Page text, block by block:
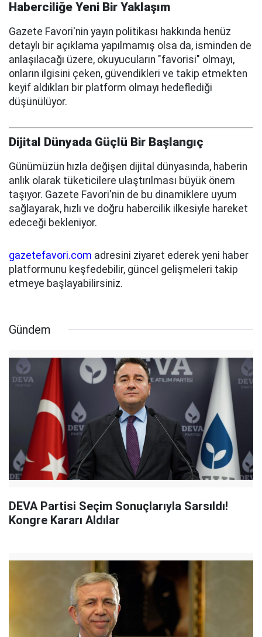
Haberciliğe Yeni Bir Yaklaşım
Gazete Favori'nin yayın politikası hakkında henüz
detaylı bir açıklama yapılmamış olsa da, isminden de
anlaşılacağı üzere, okuyucuların "favorisi" olmayı,
onların ilgisini çeken, güvendikleri ve takip etmekten
keyif aldıkları bir platform olmayı hedeflediği
düşünülüyor.
Dijital Dünyada Güçlü Bir Başlangıç
Günümüzün hızla değişen dijital dünyasında, haberin
anlık olarak tüketicilere ulaştırılması büyük önem
taşıyor. Gazete Favori'nin de bu dinamiklere uyum
sağlayarak, hızlı ve doğru habercilik ilkesiyle hareket
edeceği bekleniyor.
gazetefavori.com adresini ziyaret ederek yeni haber
platformunu keşfedebilir, güncel gelişmeleri takip
etmeye başlayabilirsiniz.
Gündem
DEVA Partisi Seçim Sonuçlarıyla Sarsıldı!
Kongre Kararı Aldılar